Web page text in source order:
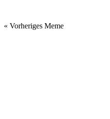
« Vorheriges Meme